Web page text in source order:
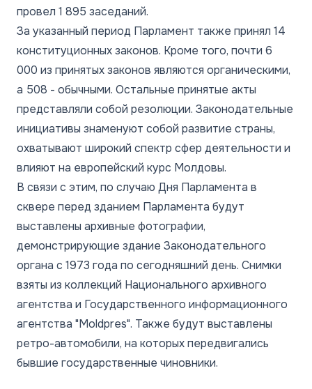
провел 1 895 заседаний.
За указанный период Парламент также принял 14
конституционных законов. Кроме того, почти 6
000 из принятых законов являются органическими,
а 508 - обычными. Остальные принятые акты
представляли собой резолюции. Законодательные
инициативы знаменуют собой развитие страны,
охватывают широкий спектр сфер деятельности и
влияют на европейский курс Молдовы.
В связи с этим, по случаю Дня Парламента в
сквере перед зданием Парламента будут
выставлены архивные фотографии,
демонстрирующие здание Законодательного
органа с 1973 года по сегодняшний день. Снимки
взяты из коллекций Национального архивного
агентства и Государственного информационного
агентства "Moldpres". Также будут выставлены
ретро-автомобили, на которых передвигались
бывшие государственные чиновники.